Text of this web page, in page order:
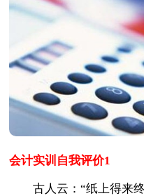
会计实训自我评价1
古人云：“纸上得来终